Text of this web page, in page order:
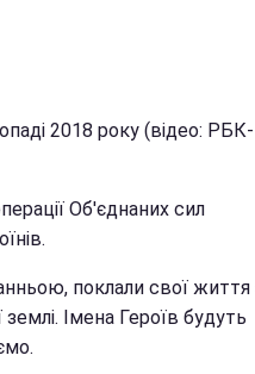
2018 року (відео: РБК-
Об'єднаних сил
поклали свої життя
Імена Героїв будуть